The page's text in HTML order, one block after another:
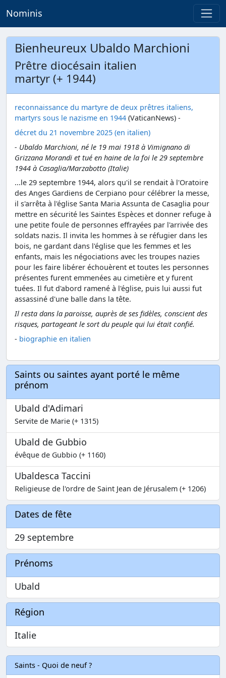
Nominis
Bienheureux Ubaldo Marchioni
Prêtre diocésain italien
martyr (+ 1944)
reconnaissance du martyre de deux prêtres italiens,
martyrs sous le nazisme en 1944 (VaticanNews) -
décret du 21 novembre 2025 (en italien)
- Ubaldo Marchioni, né le 19 mai 1918 à Vimignano di
Grizzana Morandi et tué en haine de la foi le 29 septembre
1944 à Casaglia/Marzabotto (Italie)
...le 29 septembre 1944, alors qu'il se rendait à l'Oratoire
des Anges Gardiens de Cerpiano pour célébrer la messe,
il s'arrêta à l'église Santa Maria Assunta de Casaglia pour
mettre en sécurité les Saintes Espèces et donner refuge à
une petite foule de personnes effrayées par l'arrivée des
soldats nazis. Il invita les hommes à se réfugier dans les
bois, ne gardant dans l'église que les femmes et les
enfants, mais les négociations avec les troupes nazies
pour les faire libérer échouèrent et toutes les personnes
présentes furent emmenées au cimetière et y furent
tuées. Il fut d'abord ramené à l'église, puis lui aussi fut
assassiné d'une balle dans la tête.
Il resta dans la paroisse, auprès de ses fidèles, conscient des
risques, partageant le sort du peuple qui lui était confié.
- biographie en italien
Saints ou saintes ayant porté le même
prénom
Ubald d'Adimari
Servite de Marie (+ 1315)
Ubald de Gubbio
évêque de Gubbio (+ 1160)
Ubaldesca Taccini
Religieuse de l'ordre de Saint Jean de Jérusalem (+ 1206)
Dates de fête
29 septembre
Prénoms
Ubald
Région
Italie
Saints - Quoi de neuf ?